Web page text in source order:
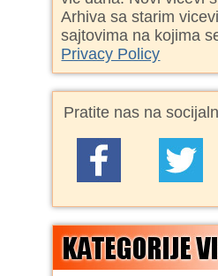
Arhiva sa starim
sajtovima na kojima
Privacy Policy
Pratite nas na